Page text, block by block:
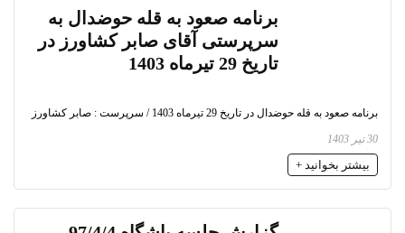
برنامه صعود به قله حوضدال به
سرپرستی آقای صابر کشاورز در
تاریخ 29 تیرماه 1403
برنامه صعود به قله حوضدال در تاریخ 29 تیرماه 1403 / سرپرست : صابر کشاورز
30 تیر 1403
بیشتر بخوانید +